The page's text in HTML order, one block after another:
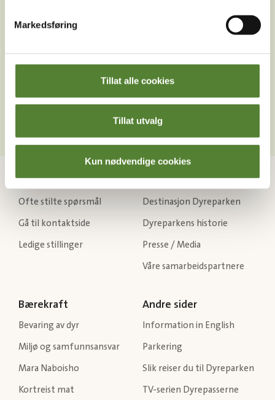
Markedsføring
Tillat alle cookies
Tillat utvalg
Kun nødvendige cookies
Last ned Dyreparkens App
Les mer om appen her
Kontakt oss
Ofte stilte spørsmål
Gå til kontaktside
Ledige stillinger
Om Dyreparken
Destinasjon Dyreparken
Dyreparkens historie
Presse / Media
Våre samarbeidspartnere
Bærekraft
Bevaring av dyr
Miljø og samfunnsansvar
Mara Naboisho
Kortreist mat
Andre sider
Information in English
Parkering
Slik reiser du til Dyreparken
TV-serien Dyrepasserne